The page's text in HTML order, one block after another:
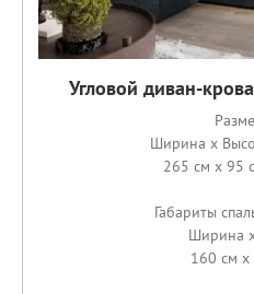
Угловой диван-
Ширина x
265 см x 95
Габариты
Ширина
160 см x